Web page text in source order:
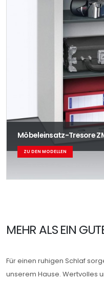
Möbeleinsatz-Tresore
ZU DEN MODELLEN
MEHR ALS EIN
Für einen ruhigen Schlaf
unserem Hause. Wertvolles
Essenzielle
Matomo Statistik